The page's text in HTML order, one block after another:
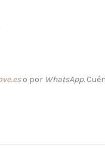
o por WhatsApp.